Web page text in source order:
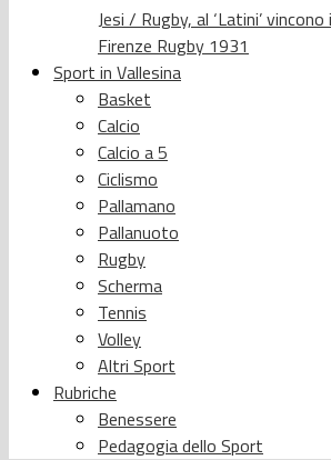
Jesi / Rugby, al ‘Latini’
Firenze Rugby 1931
Sport in Vallesina
Basket
Calcio
Calcio a 5
Ciclismo
Pallamano
Pallanuoto
Rugby
Scherma
Tennis
Volley
Altri Sport
Rubriche
Benessere
Pedagogia dello Sport